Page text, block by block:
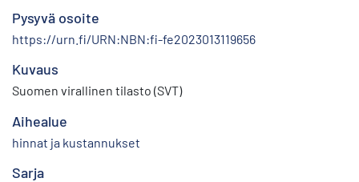
Pysyvä osoite
https://urn.fi/URN:NBN:fi-fe2023013119656
Kuvaus
Suomen virallinen tilasto (SVT)
Aihealue
hinnat ja kustannukset
Sarja